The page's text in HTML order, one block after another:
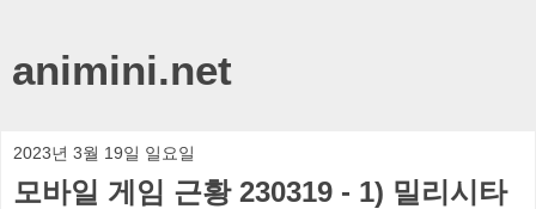
animini.net
2023년 3월 19일 일요일
모바일 게임 근황 230319 - 1) 밀리시타